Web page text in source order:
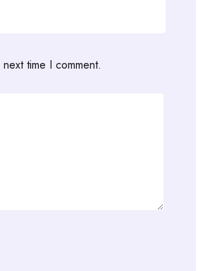
time I comment.